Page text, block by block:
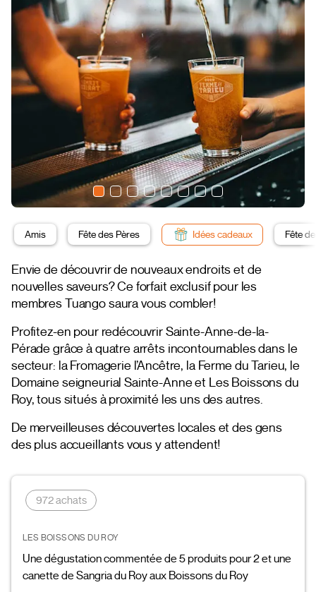
Amis Fête des Pères Idées cadeaux Fête
Envie de découvrir de nouveaux endroits et de
nouvelles saveurs? Ce forfait exclusif pour les
membres Tuango saura vous combler!
Profitez-en pour redécouvrir Sainte-Anne-de-la-
Pérade grâce à quatre arrêts incontournables dans le
secteur: la Fromagerie l’Ancêtre, la Ferme du Tarieu, le
Domaine seigneurial Sainte-Anne et Les Boissons du
Roy, tous situés à proximité les uns des autres.
De merveilleuses découvertes locales et des gens
des plus accueillants vous y attendent!
972 achats
LES BOISSONS DU ROY
Une dégustation commentée de 5 produits pour 2 et une
canette de Sangria du Roy aux Boissons du Roy